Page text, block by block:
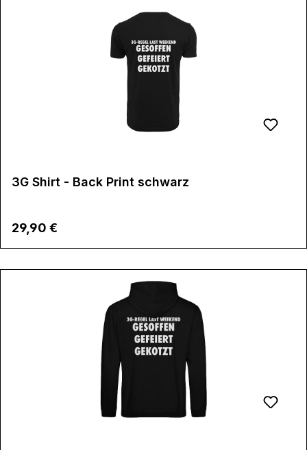
3G Shirt - Back Print schwarz
Regulärer Preis:
29,90 €